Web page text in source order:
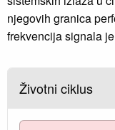
njegovih granica
frekvencija signala
Životni ciklus